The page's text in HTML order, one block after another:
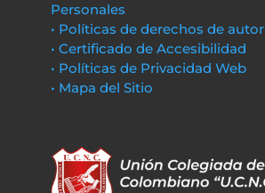
Personales
• Políticas de derechos de autor
• Certificado de Accesibilidad
• Políticas de Privacidad Web
• Mapa del Sitio